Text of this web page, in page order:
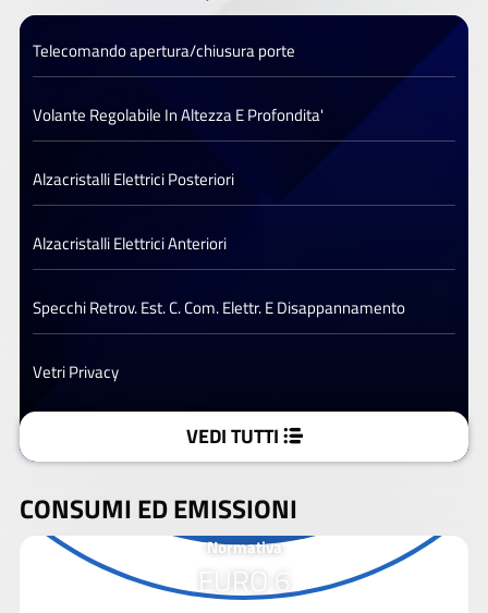
Telecomando apertura/chiusura porte
Volante Regolabile In Altezza E Profondita'
Alzacristalli Elettrici Posteriori
Alzacristalli Elettrici Anteriori
Specchi Retrov. Est. C. Com. Elettr. E Disappannamento
Vetri Privacy
VEDI TUTTI
CONSUMI ED EMISSIONI
Normativa
EURO 6